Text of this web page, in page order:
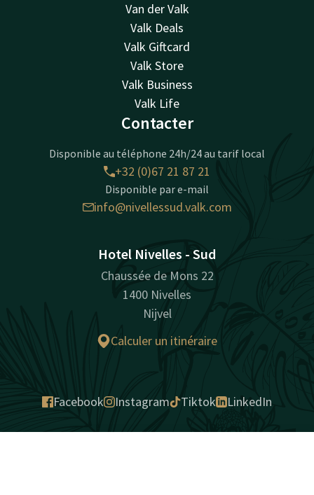
Van der Valk
Valk Deals
Valk Giftcard
Valk Store
Valk Business
Valk Life
Contacter
Disponible au téléphone 24h/24 au tarif local
+32 (0)67 21 87 21
Disponible par e-mail
info@nivellessud.valk.com
Hotel Nivelles - Sud
Chaussée de Mons 22
1400 Nivelles
Nijvel
Calculer un itinéraire
Facebook Instagram Tiktok LinkedIn